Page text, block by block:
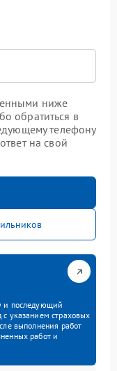
ниже
обратиться в
телефону
на свой
и последующий
с указанием страховых
выполнения работ
работ и